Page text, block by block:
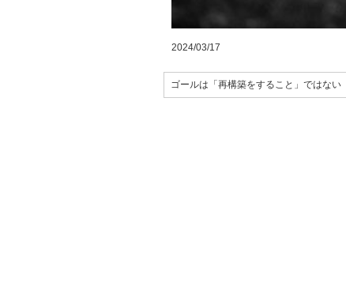
2024/03/17
ゴールは「再構築をすること」ではない